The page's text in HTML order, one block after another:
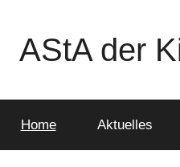
springen
AStA der
Home Aktuelles